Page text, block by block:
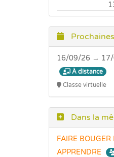
16/09/26 →
À distance
Classe virtuelle
Dans la
FAIRE BOUGER
APPRENDRE